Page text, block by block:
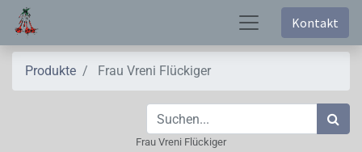
Kontakt
Produkte Frau Vreni Flückiger
Frau Vreni Flückiger